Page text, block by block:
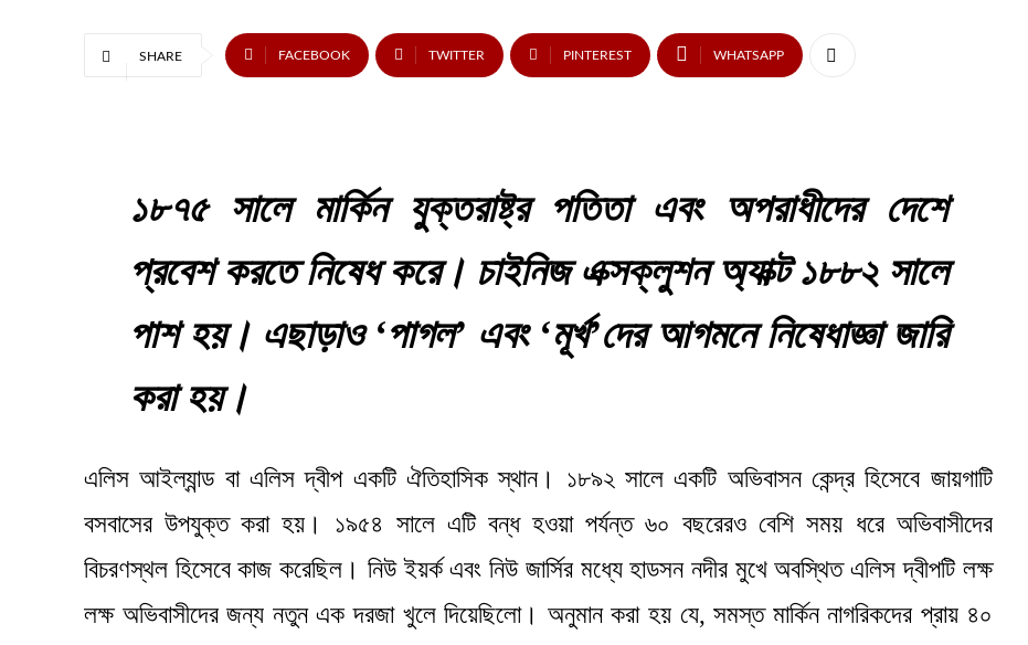
SHARE FACEBOOK TWITTER PINTEREST WHATSAPP
১৮৭৫ সালে মার্কিন যুক্তরাষ্ট্র পতিতা এবং অপরাধীদের দেশে
প্রবেশ করতে নিষেধ করে। চাইনিজ এক্সক্লুশন অ্যাক্ট ১৮৮২ সালে
পাশ হয়। এছাড়াও ‘পাগল’ এবং ‘মূর্খ’দের আগমনে নিষেধাজ্ঞা জারি
করা হয়।
এলিস আইল্যান্ড বা এলিস দ্বীপ একটি ঐতিহাসিক স্থান। ১৮৯২ সালে একটি অভিবাসন কেন্দ্র হিসেবে জায়গাটি
বসবাসের উপযুক্ত করা হয়। ১৯৫৪ সালে এটি বন্ধ হওয়া পর্যন্ত ৬০ বছরেরও বেশি সময় ধরে অভিবাসীদের
বিচরণস্থল হিসেবে কাজ করেছিল। নিউ ইয়র্ক এবং নিউ জার্সির মধ্যে হাডসন নদীর মুখে অবস্থিত এলিস দ্বীপটি লক্ষ
লক্ষ অভিবাসীদের জন্য নতুন এক দরজা খুলে দিয়েছিলো। অনুমান করা হয় যে, সমস্ত মার্কিন নাগরিকদের প্রায় ৪০